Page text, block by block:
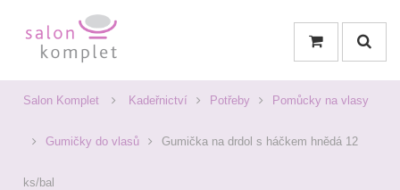
Salon Komplet Kadeřnictví Potřeby Pomůcky na vlasy
Gumičky do vlasů Gumička na drdol s háčkem hnědá 12
ks/bal